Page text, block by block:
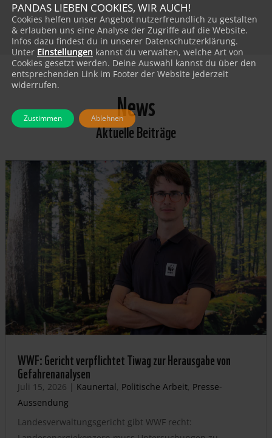
News
Aktuelle Beiträge
WWF: Gericht verpflichtet Tiwag zur Herausgabe von
Gefahrenanalysen
Juli 15, 2026 | Kaunertal, Politische Arbeit, Presse-
Aussendung
Landesverwaltungsgericht gibt WWF recht:
PANDAS LIEBEN COOKIES, WIR AUCH!
Cookies helfen unser Angebot nutzerfreundlich zu gestalten
& erlauben uns eine Analyse der Zugriffe auf die Website.
Infos dazu findest du in unserer Datenschutzerklärung.
Unter Einstellungen kannst du verwalten, welche Art von
Cookies gesetzt werden. Deine Auswahl kannst du über den
entsprechenden Link im Footer der Website jederzeit
widerrufen.
Zustimmen Ablehnen